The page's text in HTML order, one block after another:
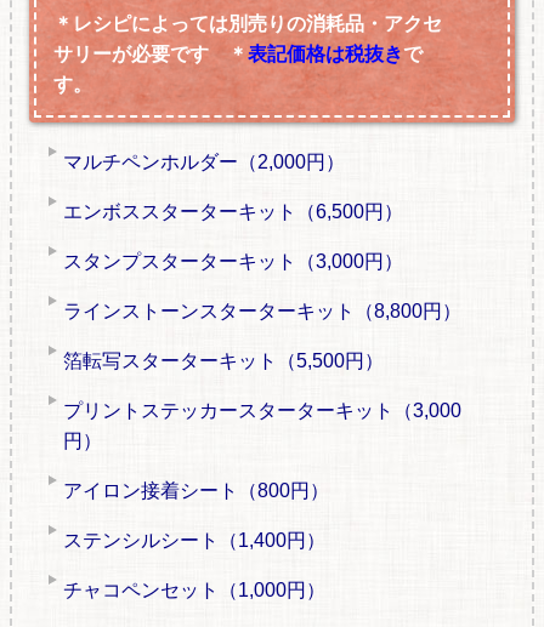
＊レシピによっては別売りの消耗品・アクセ
サリーが必要です ＊ 表記価格は税抜きで
す。
マルチペンホルダー（2,000円）
エンボススターターキット（6,500円）
スタンプスターターキット（3,000円）
ラインストーンスターターキット（8,800円）
箔転写スターターキット（5,500円）
プリントステッカースターターキット（3,000
円）
アイロン接着シート（800円）
ステンシルシート（1,400円）
チャコペンセット（1,000円）